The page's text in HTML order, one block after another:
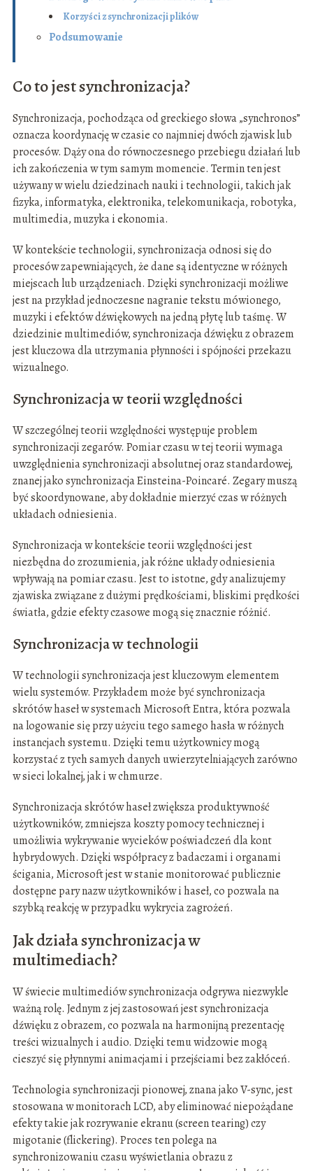
Korzyści z synchronizacji plików
Podsumowanie
Co to jest synchronizacja?
Synchronizacja, pochodząca od greckiego słowa „synchronos”
oznacza koordynację w czasie co najmniej dwóch zjawisk lub
procesów. Dąży ona do równoczesnego przebiegu działań lub
ich zakończenia w tym samym momencie. Termin ten jest
używany w wielu dziedzinach nauki i technologii, takich jak
fizyka, informatyka, elektronika, telekomunikacja, robotyka,
multimedia, muzyka i ekonomia.
W kontekście technologii, synchronizacja odnosi się do
procesów zapewniających, że dane są identyczne w różnych
miejscach lub urządzeniach. Dzięki synchronizacji możliwe
jest na przykład jednoczesne nagranie tekstu mówionego,
muzyki i efektów dźwiękowych na jedną płytę lub taśmę. W
dziedzinie multimediów, synchronizacja dźwięku z obrazem
jest kluczowa dla utrzymania płynności i spójności przekazu
wizualnego.
Synchronizacja w teorii względności
W szczególnej teorii względności występuje problem
synchronizacji zegarów. Pomiar czasu w tej teorii wymaga
uwzględnienia synchronizacji absolutnej oraz standardowej,
znanej jako synchronizacja Einsteina-Poincaré. Zegary muszą
być skoordynowane, aby dokładnie mierzyć czas w różnych
układach odniesienia.
Synchronizacja w kontekście teorii względności jest
niezbędna do zrozumienia, jak różne układy odniesienia
wpływają na pomiar czasu. Jest to istotne, gdy analizujemy
zjawiska związane z dużymi prędkościami, bliskimi prędkości
światła, gdzie efekty czasowe mogą się znacznie różnić.
Synchronizacja w technologii
W technologii synchronizacja jest kluczowym elementem
wielu systemów. Przykładem może być synchronizacja
skrótów haseł w systemach Microsoft Entra, która pozwala
na logowanie się przy użyciu tego samego hasła w różnych
instancjach systemu. Dzięki temu użytkownicy mogą
korzystać z tych samych danych uwierzytelniających zarówno
w sieci lokalnej, jak i w chmurze.
Synchronizacja skrótów haseł zwiększa produktywność
użytkowników, zmniejsza koszty pomocy technicznej i
umożliwia wykrywanie wycieków poświadczeń dla kont
hybrydowych. Dzięki współpracy z badaczami i organami
ścigania, Microsoft jest w stanie monitorować publicznie
dostępne pary nazw użytkowników i haseł, co pozwala na
szybką reakcję w przypadku wykrycia zagrożeń.
Jak działa synchronizacja w
multimediach?
W świecie multimediów synchronizacja odgrywa niezwykle
ważną rolę. Jednym z jej zastosowań jest synchronizacja
dźwięku z obrazem, co pozwala na harmonijną prezentację
treści wizualnych i audio. Dzięki temu widzowie mogą
cieszyć się płynnymi animacjami i przejściami bez zakłóceń.
Technologia synchronizacji pionowej, znana jako V-sync, jest
stosowana w monitorach LCD, aby eliminować niepożądane
efekty takie jak rozrywanie ekranu (screen tearing) czy
migotanie (flickering). Proces ten polega na
synchronizowaniu czasu wyświetlania obrazu z